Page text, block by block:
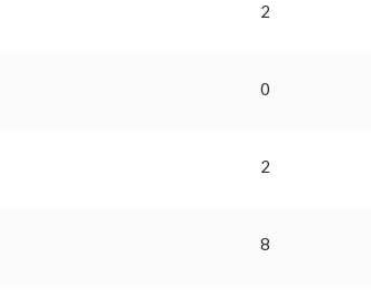
2
0
2
8